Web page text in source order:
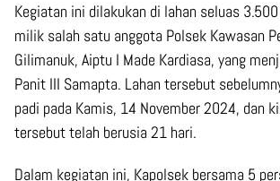
Kegiatan ini dilakukan di lahan seluas
milik salah satu anggota Polsek Kawasan
Gilimanuk, Aiptu I Made Kardiasa, yang
Panit III Samapta. Lahan tersebut
padi pada Kamis, 14 November 2024, dan
tersebut telah berusia 21 hari.
Dalam kegiatan ini, Kapolsek bersama 5